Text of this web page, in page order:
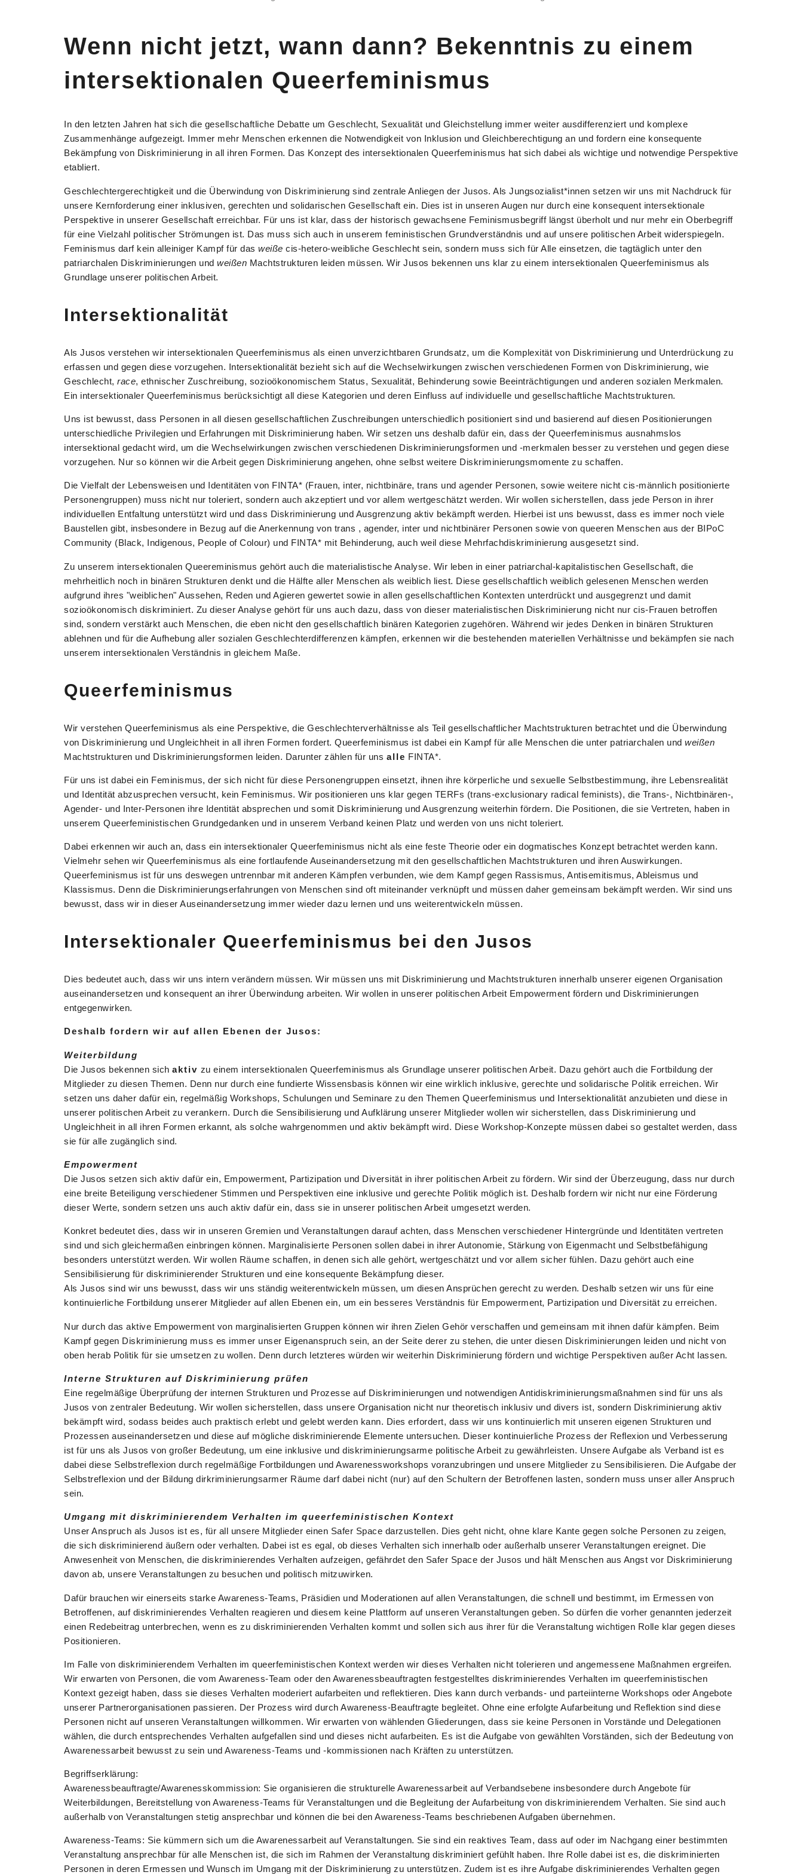
Wenn nicht jetzt, wann dann? Bekenntnis zu einem
intersektionalen Queerfeminismus
In den letzten Jahren hat sich die gesellschaftliche Debatte um Geschlecht, Sexualität und Gleichstellung immer weiter ausdifferenziert und komplexe
Zusammenhänge aufgezeigt. Immer mehr Menschen erkennen die Notwendigkeit von Inklusion und Gleichberechtigung an und fordern eine konsequente
Bekämpfung von Diskriminierung in all ihren Formen. Das Konzept des intersektionalen Queerfeminismus hat sich dabei als wichtige und notwendige Perspektive
etabliert.
Geschlechtergerechtigkeit und die Überwindung von Diskriminierung sind zentrale Anliegen der Jusos. Als Jungsozialist*innen setzen wir uns mit Nachdruck für
unsere Kernforderung einer inklusiven, gerechten und solidarischen Gesellschaft ein. Dies ist in unseren Augen nur durch eine konsequent intersektionale
Perspektive in unserer Gesellschaft erreichbar. Für uns ist klar, dass der historisch gewachsene Feminismusbegriff längst überholt und nur mehr ein Oberbegriff
für eine Vielzahl politischer Strömungen ist. Das muss sich auch in unserem feministischen Grundverständnis und auf unsere politischen Arbeit widerspiegeln.
Feminismus darf kein alleiniger Kampf für das weiße cis-hetero-weibliche Geschlecht sein, sondern muss sich für Alle einsetzen, die tagtäglich unter den
patriarchalen Diskriminierungen und weißen Machtstrukturen leiden müssen. Wir Jusos bekennen uns klar zu einem intersektionalen Queerfeminismus als
Grundlage unserer politischen Arbeit.
Intersektionalität
Als Jusos verstehen wir intersektionalen Queerfeminismus als einen unverzichtbaren Grundsatz, um die Komplexität von Diskriminierung und Unterdrückung zu
erfassen und gegen diese vorzugehen. Intersektionalität bezieht sich auf die Wechselwirkungen zwischen verschiedenen Formen von Diskriminierung, wie
Geschlecht, race, ethnischer Zuschreibung, sozioökonomischem Status, Sexualität, Behinderung sowie Beeinträchtigungen und anderen sozialen Merkmalen.
Ein intersektionaler Queerfeminismus berücksichtigt all diese Kategorien und deren Einfluss auf individuelle und gesellschaftliche Machtstrukturen.
Uns ist bewusst, dass Personen in all diesen gesellschaftlichen Zuschreibungen unterschiedlich positioniert sind und basierend auf diesen Positionierungen
unterschiedliche Privilegien und Erfahrungen mit Diskriminierung haben. Wir setzen uns deshalb dafür ein, dass der Queerfeminismus ausnahmslos
intersektional gedacht wird, um die Wechselwirkungen zwischen verschiedenen Diskriminierungsformen und -merkmalen besser zu verstehen und gegen diese
vorzugehen. Nur so können wir die Arbeit gegen Diskriminierung angehen, ohne selbst weitere Diskriminierungsmomente zu schaffen.
Die Vielfalt der Lebensweisen und Identitäten von FINTA* (Frauen, inter, nichtbinäre, trans und agender Personen, sowie weitere nicht cis-männlich positionierte
Personengruppen) muss nicht nur toleriert, sondern auch akzeptiert und vor allem wertgeschätzt werden. Wir wollen sicherstellen, dass jede Person in ihrer
individuellen Entfaltung unterstützt wird und dass Diskriminierung und Ausgrenzung aktiv bekämpft werden. Hierbei ist uns bewusst, dass es immer noch viele
Baustellen gibt, insbesondere in Bezug auf die Anerkennung von trans , agender, inter und nichtbinärer Personen sowie von queeren Menschen aus der BIPoC
Community (Black, Indigenous, People of Colour) und FINTA* mit Behinderung, auch weil diese Mehrfachdiskriminierung ausgesetzt sind.
Zu unserem intersektionalen Queereminismus gehört auch die materialistische Analyse. Wir leben in einer patriarchal-kapitalistischen Gesellschaft, die
mehrheitlich noch in binären Strukturen denkt und die Hälfte aller Menschen als weiblich liest. Diese gesellschaftlich weiblich gelesenen Menschen werden
aufgrund ihres "weiblichen" Aussehen, Reden und Agieren gewertet sowie in allen gesellschaftlichen Kontexten unterdrückt und ausgegrenzt und damit
sozioökonomisch diskriminiert. Zu dieser Analyse gehört für uns auch dazu, dass von dieser materialistischen Diskriminierung nicht nur cis-Frauen betroffen
sind, sondern verstärkt auch Menschen, die eben nicht den gesellschaftlich binären Kategorien zugehören. Während wir jedes Denken in binären Strukturen
ablehnen und für die Aufhebung aller sozialen Geschlechterdifferenzen kämpfen, erkennen wir die bestehenden materiellen Verhältnisse und bekämpfen sie nach
unserem intersektionalen Verständnis in gleichem Maße.
Queerfeminismus
Wir verstehen Queerfeminismus als eine Perspektive, die Geschlechterverhältnisse als Teil gesellschaftlicher Machtstrukturen betrachtet und die Überwindung
von Diskriminierung und Ungleichheit in all ihren Formen fordert. Queerfeminismus ist dabei ein Kampf für alle Menschen die unter patriarchalen und weißen
Machtstrukturen und Diskriminierungsformen leiden. Darunter zählen für uns alle FINTA*.
Für uns ist dabei ein Feminismus, der sich nicht für diese Personengruppen einsetzt, ihnen ihre körperliche und sexuelle Selbstbestimmung, ihre Lebensrealität
und Identität abzusprechen versucht, kein Feminismus. Wir positionieren uns klar gegen TERFs (trans-exclusionary radical feminists), die Trans-, Nichtbinären-,
Agender- und Inter-Personen ihre Identität absprechen und somit Diskriminierung und Ausgrenzung weiterhin fördern. Die Positionen, die sie Vertreten, haben in
unserem Queerfeministischen Grundgedanken und in unserem Verband keinen Platz und werden von uns nicht toleriert.
Dabei erkennen wir auch an, dass ein intersektionaler Queerfeminismus nicht als eine feste Theorie oder ein dogmatisches Konzept betrachtet werden kann.
Vielmehr sehen wir Queerfeminismus als eine fortlaufende Auseinandersetzung mit den gesellschaftlichen Machtstrukturen und ihren Auswirkungen.
Queerfeminismus ist für uns deswegen untrennbar mit anderen Kämpfen verbunden, wie dem Kampf gegen Rassismus, Antisemitismus, Ableismus und
Klassismus. Denn die Diskriminierungserfahrungen von Menschen sind oft miteinander verknüpft und müssen daher gemeinsam bekämpft werden. Wir sind uns
bewusst, dass wir in dieser Auseinandersetzung immer wieder dazu lernen und uns weiterentwickeln müssen.
Intersektionaler Queerfeminismus bei den Jusos
Dies bedeutet auch, dass wir uns intern verändern müssen. Wir müssen uns mit Diskriminierung und Machtstrukturen innerhalb unserer eigenen Organisation
auseinandersetzen und konsequent an ihrer Überwindung arbeiten. Wir wollen in unserer politischen Arbeit Empowerment fördern und Diskriminierungen
entgegenwirken.
Deshalb fordern wir auf allen Ebenen der Jusos:
Weiterbildung
Die Jusos bekennen sich aktiv zu einem intersektionalen Queerfeminismus als Grundlage unserer politischen Arbeit. Dazu gehört auch die Fortbildung der
Mitglieder zu diesen Themen. Denn nur durch eine fundierte Wissensbasis können wir eine wirklich inklusive, gerechte und solidarische Politik erreichen. Wir
setzen uns daher dafür ein, regelmäßig Workshops, Schulungen und Seminare zu den Themen Queerfeminismus und Intersektionalität anzubieten und diese in
unserer politischen Arbeit zu verankern. Durch die Sensibilisierung und Aufklärung unserer Mitglieder wollen wir sicherstellen, dass Diskriminierung und
Ungleichheit in all ihren Formen erkannt, als solche wahrgenommen und aktiv bekämpft wird. Diese Workshop-Konzepte müssen dabei so gestaltet werden, dass
sie für alle zugänglich sind.
Empowerment
Die Jusos setzen sich aktiv dafür ein, Empowerment, Partizipation und Diversität in ihrer politischen Arbeit zu fördern. Wir sind der Überzeugung, dass nur durch
eine breite Beteiligung verschiedener Stimmen und Perspektiven eine inklusive und gerechte Politik möglich ist. Deshalb fordern wir nicht nur eine Förderung
dieser Werte, sondern setzen uns auch aktiv dafür ein, dass sie in unserer politischen Arbeit umgesetzt werden.
Konkret bedeutet dies, dass wir in unseren Gremien und Veranstaltungen darauf achten, dass Menschen verschiedener Hintergründe und Identitäten vertreten
sind und sich gleichermaßen einbringen können. Marginalisierte Personen sollen dabei in ihrer Autonomie, Stärkung von Eigenmacht und Selbstbefähigung
besonders unterstützt werden. Wir wollen Räume schaffen, in denen sich alle gehört, wertgeschätzt und vor allem sicher fühlen. Dazu gehört auch eine
Sensibilisierung für diskriminierender Strukturen und eine konsequente Bekämpfung dieser.
Als Jusos sind wir uns bewusst, dass wir uns ständig weiterentwickeln müssen, um diesen Ansprüchen gerecht zu werden. Deshalb setzen wir uns für eine
kontinuierliche Fortbildung unserer Mitglieder auf allen Ebenen ein, um ein besseres Verständnis für Empowerment, Partizipation und Diversität zu erreichen.
Nur durch das aktive Empowerment von marginalisierten Gruppen können wir ihren Zielen Gehör verschaffen und gemeinsam mit ihnen dafür kämpfen. Beim
Kampf gegen Diskriminierung muss es immer unser Eigenanspruch sein, an der Seite derer zu stehen, die unter diesen Diskriminierungen leiden und nicht von
oben herab Politik für sie umsetzen zu wollen. Denn durch letzteres würden wir weiterhin Diskriminierung fördern und wichtige Perspektiven außer Acht lassen.
Interne Strukturen auf Diskriminierung prüfen
Eine regelmäßige Überprüfung der internen Strukturen und Prozesse auf Diskriminierungen und notwendigen Antidiskriminierungsmaßnahmen sind für uns als
Jusos von zentraler Bedeutung. Wir wollen sicherstellen, dass unsere Organisation nicht nur theoretisch inklusiv und divers ist, sondern Diskriminierung aktiv
bekämpft wird, sodass beides auch praktisch erlebt und gelebt werden kann. Dies erfordert, dass wir uns kontinuierlich mit unseren eigenen Strukturen und
Prozessen auseinandersetzen und diese auf mögliche diskriminierende Elemente untersuchen. Dieser kontinuierliche Prozess der Reflexion und Verbesserung
ist für uns als Jusos von großer Bedeutung, um eine inklusive und diskriminierungsarme politische Arbeit zu gewährleisten. Unsere Aufgabe als Verband ist es
dabei diese Selbstreflexion durch regelmäßige Fortbildungen und Awarenessworkshops voranzubringen und unsere Mitglieder zu Sensibilisieren. Die Aufgabe der
Selbstreflexion und der Bildung dirkriminierungsarmer Räume darf dabei nicht (nur) auf den Schultern der Betroffenen lasten, sondern muss unser aller Anspruch
sein.
Umgang mit diskriminierendem Verhalten im queerfeministischen Kontext
Unser Anspruch als Jusos ist es, für all unsere Mitglieder einen Safer Space darzustellen. Dies geht nicht, ohne klare Kante gegen solche Personen zu zeigen,
die sich diskriminierend äußern oder verhalten. Dabei ist es egal, ob dieses Verhalten sich innerhalb oder außerhalb unserer Veranstaltungen ereignet. Die
Anwesenheit von Menschen, die diskriminierendes Verhalten aufzeigen, gefährdet den Safer Space der Jusos und hält Menschen aus Angst vor Diskriminierung
davon ab, unsere Veranstaltungen zu besuchen und politisch mitzuwirken.
Dafür brauchen wir einerseits starke Awareness-Teams, Präsidien und Moderationen auf allen Veranstaltungen, die schnell und bestimmt, im Ermessen von
Betroffenen, auf diskriminierendes Verhalten reagieren und diesem keine Plattform auf unseren Veranstaltungen geben. So dürfen die vorher genannten jederzeit
einen Redebeitrag unterbrechen, wenn es zu diskriminierenden Verhalten kommt und sollen sich aus ihrer für die Veranstaltung wichtigen Rolle klar gegen dieses
Positionieren.
Im Falle von diskriminierendem Verhalten im queerfeministischen Kontext werden wir dieses Verhalten nicht tolerieren und angemessene Maßnahmen ergreifen.
Wir erwarten von Personen, die vom Awareness-Team oder den Awarenessbeauftragten festgestelltes diskriminierendes Verhalten im queerfeministischen
Kontext gezeigt haben, dass sie dieses Verhalten moderiert aufarbeiten und reflektieren. Dies kann durch verbands- und parteiinterne Workshops oder Angebote
unserer Partnerorganisationen passieren. Der Prozess wird durch Awareness-Beauftragte begleitet. Ohne eine erfolgte Aufarbeitung und Reflektion sind diese
Personen nicht auf unseren Veranstaltungen willkommen. Wir erwarten von wählenden Gliederungen, dass sie keine Personen in Vorstände und Delegationen
wählen, die durch entsprechendes Verhalten aufgefallen sind und dieses nicht aufarbeiten. Es ist die Aufgabe von gewählten Vorständen, sich der Bedeutung von
Awarenessarbeit bewusst zu sein und Awareness-Teams und -kommissionen nach Kräften zu unterstützen.
Begriffserklärung:
Awarenessbeauftragte/Awarenesskommission: Sie organisieren die strukturelle Awarenessarbeit auf Verbandsebene insbesondere durch Angebote für
Weiterbildungen, Bereitstellung von Awareness-Teams für Veranstaltungen und die Begleitung der Aufarbeitung von diskriminierendem Verhalten. Sie sind auch
außerhalb von Veranstaltungen stetig ansprechbar und können die bei den Awareness-Teams beschriebenen Aufgaben übernehmen.
Awareness-Teams: Sie kümmern sich um die Awarenessarbeit auf Veranstaltungen. Sie sind ein reaktives Team, dass auf oder im Nachgang einer bestimmten
Veranstaltung ansprechbar für alle Menschen ist, die sich im Rahmen der Veranstaltung diskriminiert gefühlt haben. Ihre Rolle dabei ist es, die diskriminierten
Personen in deren Ermessen und Wunsch im Umgang mit der Diskriminierung zu unterstützen. Zudem ist es ihre Aufgabe diskriminierendes Verhalten gegen